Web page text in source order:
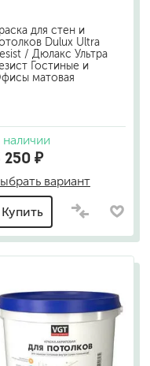
для стен и
Dulux Ultra
/ Дюлакс Ультра
Гостиные и
матовая
наличии
250 ₽
вариант
Купить